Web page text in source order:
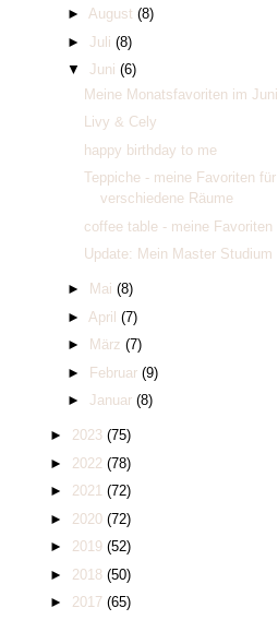
► August (8)
► Juli (8)
▼ Juni (6)
Meine Monatsfavoriten im Juni
Livy & Cely
happy birthday to me
Teppiche - meine Favoriten für
verschiedene Räume
coffee table - meine Favoriten
Update: Mein Master Studium
► Mai (8)
► April (7)
►
März (7)
► Februar (9)
► Januar (8)
► 2023 (75)
► 2022 (78)
► 2021 (72)
► 2020 (72)
► 2019 (52)
► 2018 (50)
► 2017 (65)